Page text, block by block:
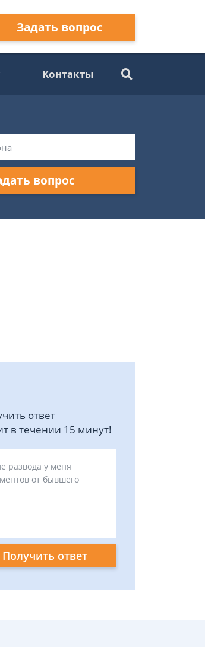
Задать вопрос
Контакты
вопрос
ответ
в течении 15 минут!
Получить ответ